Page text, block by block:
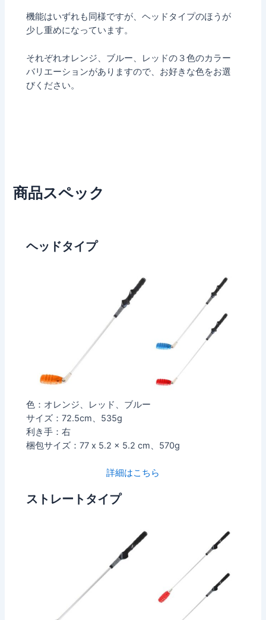
機能はいずれも同様ですが、ヘッドタイプのほうが
少し重めになっています。
それぞれオレンジ、ブルー、レッドの３色のカラー
バリエーションがありますので、お好きな色をお選
びください。
商品スペック
ヘッドタイプ
色：‎オレンジ、レッド、ブルー
サイズ：72.5cm、535g
利き手：右
梱包サイズ：‎77 x 5.2 x 5.2 cm、570g
詳細はこちら
ストレートタイプ